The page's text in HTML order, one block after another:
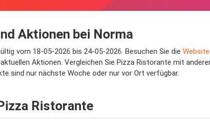
Aktionen bei Norma
vom 18-05-2026 bis 24-05-2026. Besuchen Sie die
Aktionen. Vergleichen Sie Pizza Ristorante mit
sind nur nächste Woche oder nur vor Ort verfügbar.
Ristorante